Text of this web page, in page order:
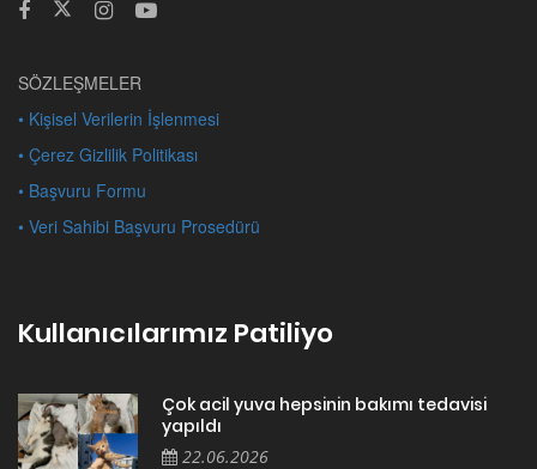
SÖZLEŞMELER
• Kişisel Verilerin İşlenmesi
• Çerez Gizlilik Politikası
• Başvuru Formu
• Veri Sahibi Başvuru Prosedürü
Kullanıcılarımız Patiliyo
Çok acil yuva hepsinin bakımı tedavisi
yapıldı
22.06.2026